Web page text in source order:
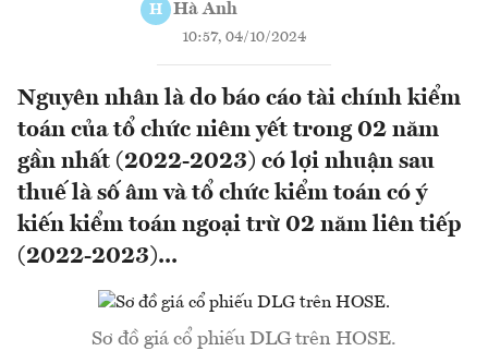
H Hà Anh
10:57, 04/10/2024
Nguyên nhân là do báo cáo tài chính kiểm
toán của tổ chức niêm yết trong 02 năm
gần nhất (2022-2023) có lợi nhuận sau
thuế là số âm và tổ chức kiểm toán có ý
kiến kiểm toán ngoại trừ 02 năm liên tiếp
(2022-2023)...
Sơ đồ giá cổ phiếu DLG trên HOSE.